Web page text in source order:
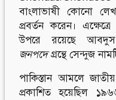
বাংলাভাষী কোনো
প্রবর্তন করেন।
উপরে রয়েছে
জনপদেগ্রন্থে সেন্দুজ
পাকিস্তান আমলে
প্রকাশিত হয়েছিল